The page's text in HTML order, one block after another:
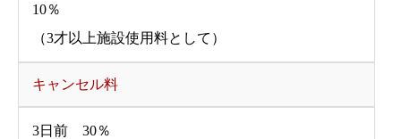
10％
（3才以上施設使用料として）
キャンセル料
3日前 30％